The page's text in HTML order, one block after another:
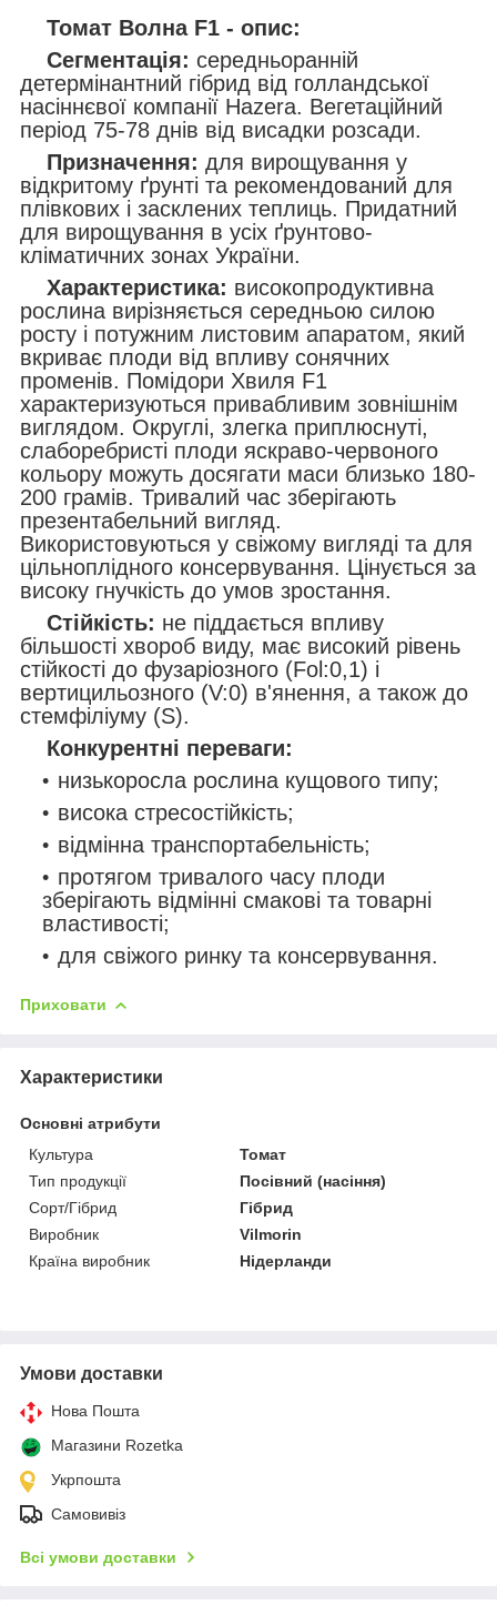
Томат Волна F1 - опис:
Сегментація: середньоранній
детермінантний гібрид від голландської
насіннєвої компанії Hazera. Вегетаційний
період 75-78 днів від висадки розсади.
Призначення: для вирощування у
відкритому ґрунті та рекомендований для
плівкових і засклених теплиць. Придатний
для вирощування в усіх ґрунтово-
кліматичних зонах України.
Характеристика: високопродуктивна
рослина вирізняється середньою силою
росту і потужним листовим апаратом, який
вкриває плоди від впливу сонячних
променів. Помідори Хвиля F1
характеризуються привабливим зовнішнім
виглядом. Округлі, злегка приплюснуті,
слаборебристі плоди яскраво-червоного
кольору можуть досягати маси близько 180-
200 грамів. Тривалий час зберігають
презентабельний вигляд.
Використовуються у свіжому вигляді та для
цільноплідного консервування. Цінується за
високу гнучкість до умов зростання.
Стійкість: не піддається впливу
більшості хвороб виду, має високий рівень
стійкості до фузаріозного (Fol:0,1) і
вертицильозного (V:0) в'янення, а також до
стемфіліуму (S).
Конкурентні переваги:
низькоросла рослина кущового типу;
висока стресостійкість;
відмінна транспортабельність;
протягом тривалого часу плоди
зберігають відмінні смакові та товарні
властивості;
для свіжого ринку та консервування.
Приховати
Характеристики
Основні атрибути
Культура
Томат
Тип продукції
Посівний (насіння)
Сорт/Гібрид
Гібрид
Виробник
Vilmorin
Країна виробник
Нідерланди
Умови доставки
Нова Пошта
Магазини Rozetka
Укрпошта
Самовивіз
Всі умови доставки